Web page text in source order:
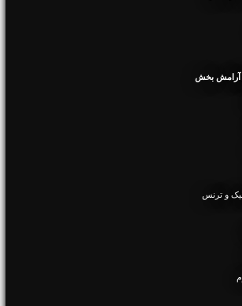
و آرامش بخش
و ترنس